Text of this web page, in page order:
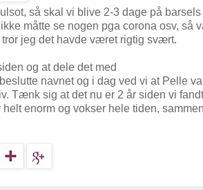
så skal vi blive 2-3 dage på
måtte se nogen pga corona osv, så
jeg det havde været rigtig svært.
og at dele det med
navnet og i dag ved vi at Pelle
Tænk sig at det nu er 2 år siden vi
enorm og vokser hele tiden,